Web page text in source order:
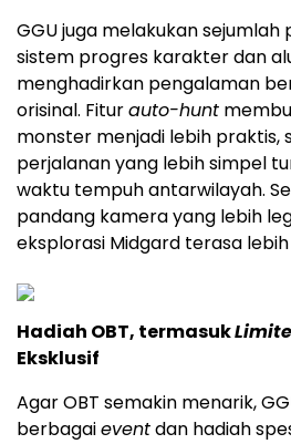
GGU juga melakukan sejumlah
sistem progres karakter dan
menghadirkan pengalaman
orisinal. Fiturauto-hunt
monster menjadi lebih praktis,
perjalanan yang lebih simpel
waktu tempuh antarwilayah.
pandang kamera yang lebih
eksplorasi Midgard terasa
Hadiah OBT, termasuk
Eksklusif
Agar OBT semakin menarik,
berbagaieventdan hadiah